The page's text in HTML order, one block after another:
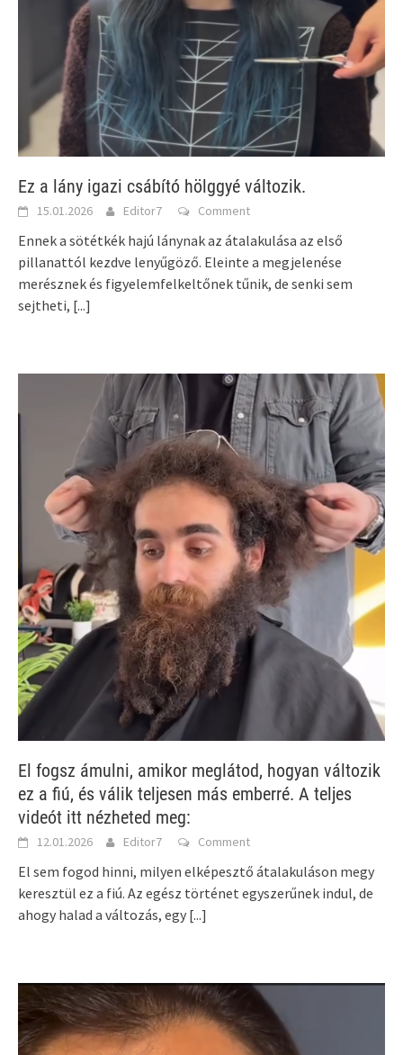
Ez a lány igazi csábító hölggyé változik.
15.01.2026 Editor7 Comment
Ennek a sötétkék hajú lánynak az átalakulása az első
pillanattól kezdve lenyűgöző. Eleinte a megjelenése
merésznek és figyelemfelkeltőnek tűnik, de senki sem
sejtheti, [...]
El fogsz ámulni, amikor meglátod, hogyan változik
ez a fiú, és válik teljesen más emberré. A teljes
videót itt nézheted meg:
12.01.2026 Editor7 Comment
El sem fogod hinni, milyen elképesztő átalakuláson megy
keresztül ez a fiú. Az egész történet egyszerűnek indul, de
ahogy halad a változás, egy [...]